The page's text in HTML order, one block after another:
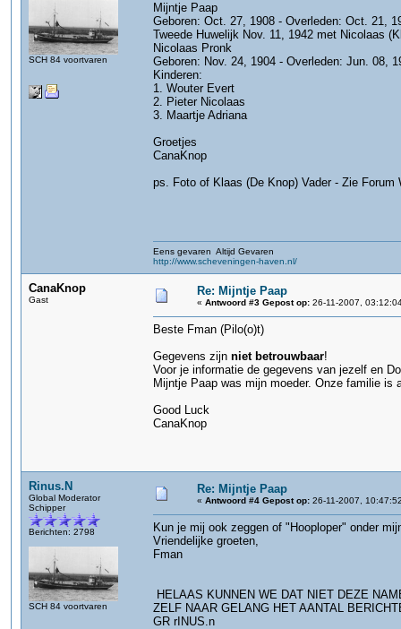
SCH 84 voortvaren
Mijntje Paap
Geboren: Oct. 27, 1908 - Overleden: Oct. 21,
Tweede Huwelijk Nov. 11, 1942 met Nicolaas
Nicolaas Pronk
Geboren: Nov. 24, 1904 - Overleden: Jun. 08,
Kinderen:
1. Wouter Evert
2. Pieter Nicolaas
3. Maartje Adriana
Groetjes
CanaKnop
ps. Foto of Klaas (De Knop) Vader - Zie
Eens gevaren Altijd Gevaren
http://www.scheveningen-haven.nl/
CanaKnop
Gast
Re: Mijntje Paap
« Antwoord #3 Gepost op: 26-11-2007,
Beste Fman (Pilo(o)t)
Gegevens zijn niet betrouwbaar!
Voor je informatie de gegevens van jezelf en
Mijntje Paap was mijn moeder. Onze familie
Good Luck
CanaKnop
Rinus.N
Global Moderator
Schipper
Berichten: 2798
SCH 84 voortvaren
Re: Mijntje Paap
« Antwoord #4 Gepost op: 26-11-2007,
Kun je mij ook zeggen of "Hooploper" onder
Vriendelijke groeten,
Fman
HELAAS KUNNEN WE DAT NIET DEZE
ZELF NAAR GELANG HET AANTAL
GR rINUS.n